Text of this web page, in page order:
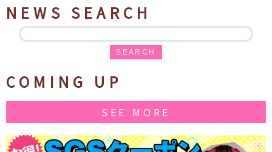
NEWS SEARCH
SEARCH
COMING UP
SEE MORE